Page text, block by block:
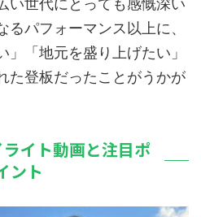
い世代にとっても感慨深い
るパフォーマンス以上に、
」「地元を盛り上げたい」
た登板だったことがうかが
イト動画と注目ポ
ント